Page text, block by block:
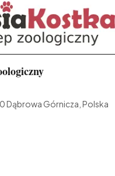
Dąbrowa Górnicza, Polska